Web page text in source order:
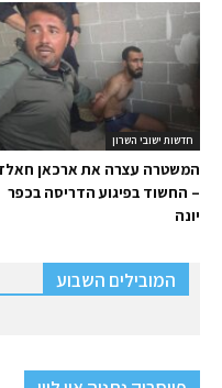
חדשות ישובי השרון
המשטרה עצרה את ארכאן
– החשוד בפיגוע הדריסה בכפר
יונה
המובילים השבוע